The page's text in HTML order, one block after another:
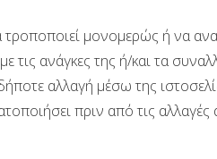
τροποποιεί μονομερώς ή να
τις ανάγκες της ή/και τα
αλλαγή μέσω της
πριν από τις